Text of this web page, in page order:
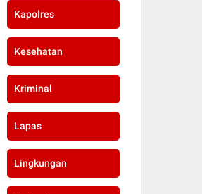
Kapolres
Kesehatan
Kriminal
Lapas
Lingkungan